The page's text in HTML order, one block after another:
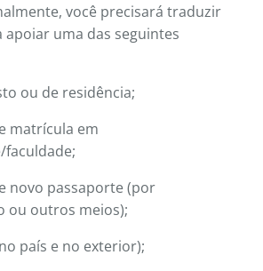
você precisará traduzir
apoiar uma das seguintes
ou de residência;
matrícula em
novo passaporte (por
ou outros meios);
país e no exterior);